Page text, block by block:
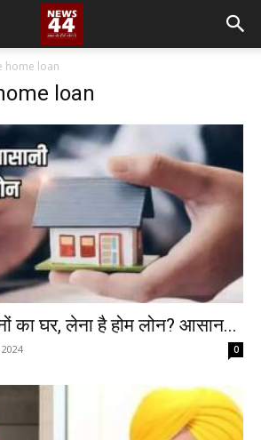
home loan
loan
का घर, लेना है होम लोन? आसान...
0